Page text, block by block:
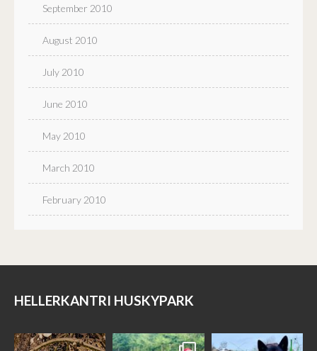
September 2010
August 2010
July 2010
June 2010
May 2010
March 2010
February 2010
HELLERKANTRI HUSKYPARK